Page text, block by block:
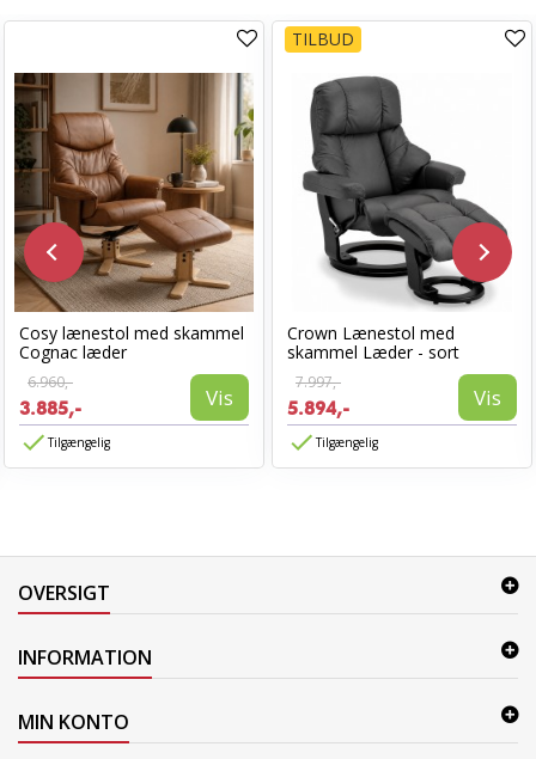
Cosy lænestol med skammel
Cognac læder
6.960,-
3.885,- Vis
Tilgængelig
TILBUD
Crown Lænestol med
skammel Læder - sort
7.997,-
5.894,- Vis
Tilgængelig
OVERSIGT
INFORMATION
MIN KONTO